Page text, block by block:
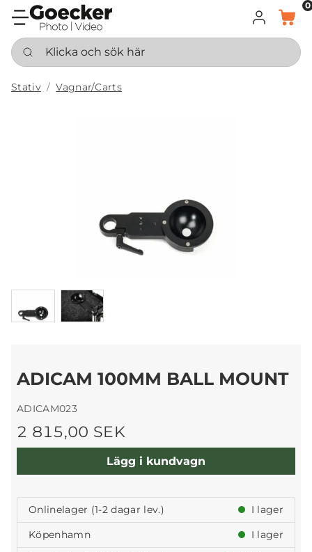
LOGGA IN
KORG
0
Klicka och sök här
Stativ Vagnar/Carts
ADICAM 100MM BALL MOUNT
ADICAM023
2 815,00 SEK
Lägg i kundvagn
Onlinelager (1-2 dagar lev.)
I lager
Köpenhamn
I lager